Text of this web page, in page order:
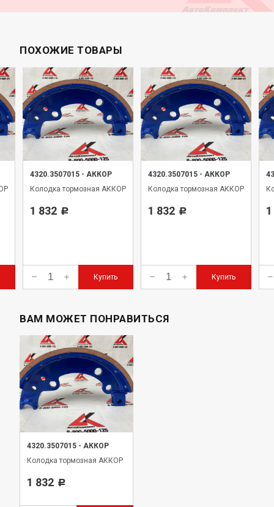
ПОХОЖИЕ ТОВАРЫ
4320.3507015 - АККОР
Колодка тормозная АККОР
1 832 Р
Купить
4320.3507015 - АККОР
Колодка тормозная АККОР
1 832 Р
Купить
ВАМ МОЖЕТ ПОНРАВИТЬСЯ
4320.3507015 - АККОР
Колодка тормозная АККОР
1 832 Р